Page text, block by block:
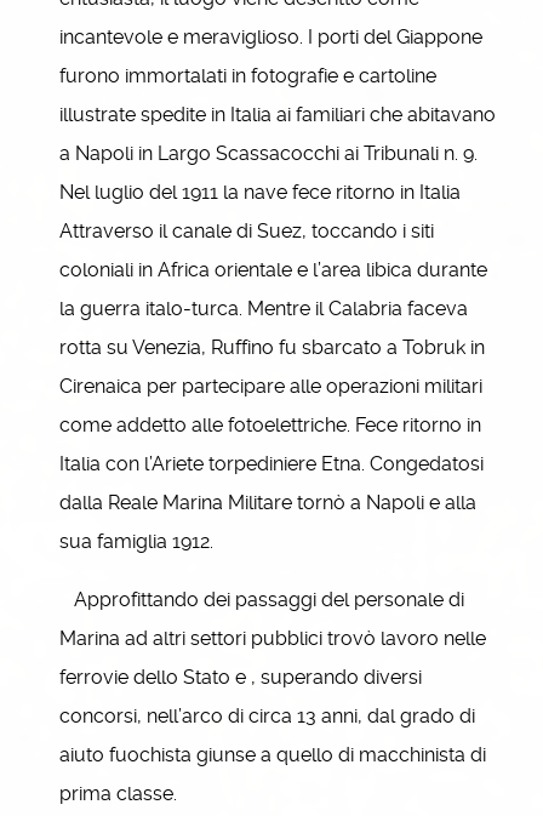
incantevole e meraviglioso. I porti del Giappone
furono immortalati in fotografie e cartoline
illustrate spedite in Italia ai familiari che abitavano
a Napoli in Largo Scassacocchi ai Tribunali n. 9.
Nel luglio del 1911 la nave fece ritorno in Italia
Attraverso il canale di Suez, toccando i siti
coloniali in Africa orientale e l’area libica durante
la guerra italo-turca. Mentre il Calabria faceva
rotta su Venezia, Ruffino fu sbarcato a Tobruk in
Cirenaica per partecipare alle operazioni militari
come addetto alle fotoelettriche. Fece ritorno in
Italia con l’Ariete torpediniere Etna. Congedatosi
dalla Reale Marina Militare tornò a Napoli e alla
sua famiglia 1912.
Approfittando dei passaggi del personale di
Marina ad altri settori pubblici trovò lavoro nelle
ferrovie dello Stato e , superando diversi
concorsi, nell’arco di circa 13 anni, dal grado di
aiuto fuochista giunse a quello di macchinista di
prima classe.